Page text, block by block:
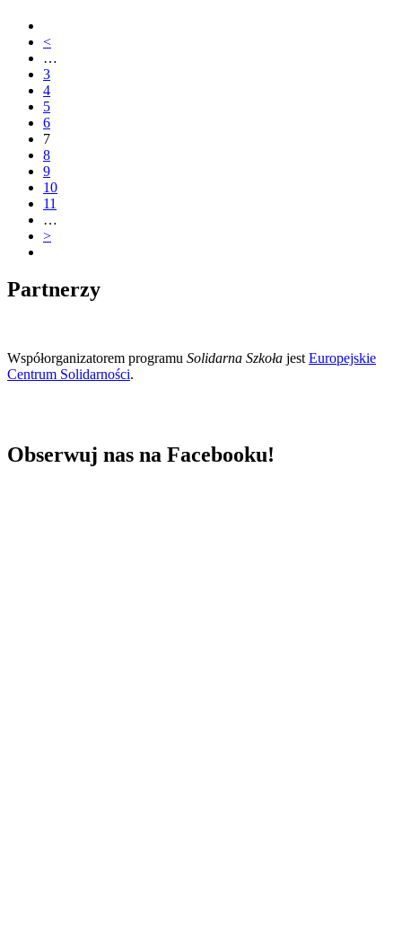
<
…
3
4
5
6
7
8
9
10
11
…
>
Partnerzy
Współorganizatorem programu Solidarna Szkoła jest Europejskie
Centrum Solidarności.
Obserwuj nas na Facebooku!